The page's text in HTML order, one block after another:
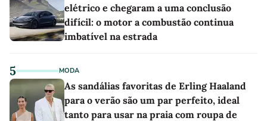
elétrico e chegaram a uma conclusão
difícil: o motor a combustão continua
imbatível na estrada
5 MODA
As sandálias favoritas de Erling Haaland
para o verão são um par perfeito, ideal
tanto para usar na praia com roupa de